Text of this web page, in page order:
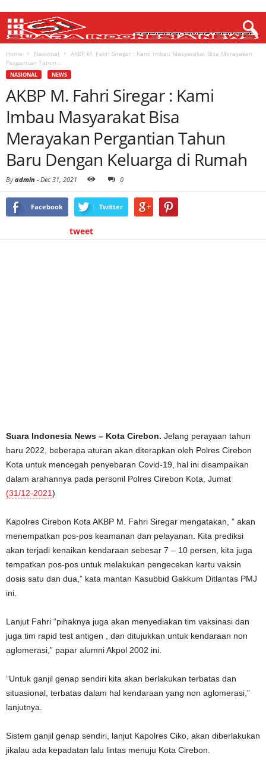
Home Nasional
AKBP M. Fahri Siregar : Kami Imbau Masyarakat Bisa Merayakan
Pergantian Tahun...
NASIONAL NEWS
AKBP M. Fahri Siregar : Kami
Imbau Masyarakat Bisa
Merayakan Pergantian Tahun
Baru Dengan Keluarga di Rumah
Byadmin - Dec 31, 2021 0
Facebook Twitter
tweet
Suara Indonesia News – Kota Cirebon. Jelang perayaan tahun
baru 2022, beberapa aturan akan diterapkan oleh Polres Cirebon
Kota untuk mencegah penyebaran Covid-19, hal ini disampaikan
dalam arahannya pada personil Polres Cirebon Kota, Jumat
(31/12-2021)
Kapolres Cirebon Kota AKBP M. Fahri Siregar mengatakan, ” akan
menempatkan pos-pos keamanan dan pelayanan. Kita prediksi
akan terjadi kenaikan kendaraan sebesar 7 – 10 persen, kita juga
tempatkan pos-pos untuk melakukan pengecekan kartu vaksin
dosis satu dan dua,” kata mantan Kasubbid Gakkum Ditlantas PMJ
ini.
Lanjut Fahri “pihaknya juga akan menyediakan tim vaksinasi dan
juga tim rapid test antigen , dan ditujukkan untuk kendaraan non
aglomerasi,” papar alumni Akpol 2002 ini.
“Untuk ganjil genap sendiri kita akan berlakukan terbatas dan
situasional, terbatas dalam hal kendaraan yang non aglomerasi,”
lanjutnya.
Sistem ganjil genap sendiri, lanjut Kapolres Ciko, akan diberlakukan
jikalau ada kepadatan lalu lintas menuju Kota Cirebon.